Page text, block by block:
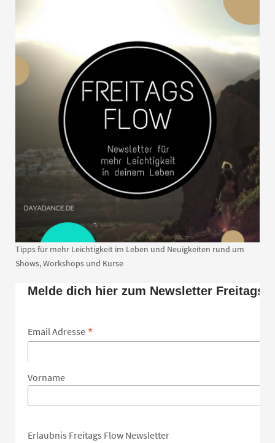
Tipps für mehr Leichtigkeit im Leben und Neuigkeiten rund um
Shows, Workshops und Kurse
Melde dich hier zum Newsletter Freitags
Email Adresse *
Vorname
Erlaubnis Freitags Flow Newsletter